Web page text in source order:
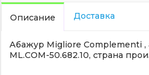
Описание Доставка
Абажур Migliore Complementi ,
ML.COM-50.682.10, страна